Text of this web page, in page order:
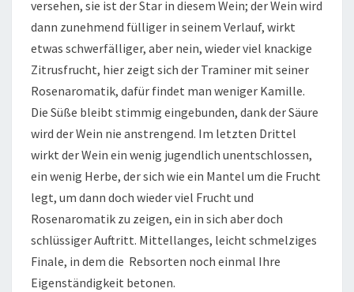
versehen, sie ist der Star in diesem Wein; der Wein wird
dann zunehmend fülliger in seinem Verlauf, wirkt
etwas schwerfälliger, aber nein, wieder viel knackige
Zitrusfrucht, hier zeigt sich der Traminer mit seiner
Rosenaromatik, dafür findet man weniger Kamille.
Die Süße bleibt stimmig eingebunden, dank der Säure
wird der Wein nie anstrengend. Im letzten Drittel
wirkt der Wein ein wenig jugendlich unentschlossen,
ein wenig Herbe, der sich wie ein Mantel um die Frucht
legt, um dann doch wieder viel Frucht und
Rosenaromatik zu zeigen, ein in sich aber doch
schlüssiger Auftritt. Mittellanges, leicht schmelziges
Finale, in dem die Rebsorten noch einmal Ihre
Eigenständigkeit betonen.